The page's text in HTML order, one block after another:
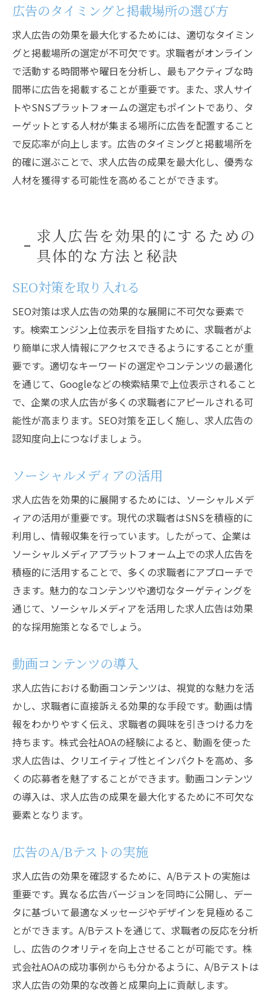
広告のタイミングと掲載場所の選び方
求人広告の効果を最大化するためには、適切なタイミン
グと掲載場所の選定が不可欠です。求職者がオンライン
で活動する時間帯や曜日を分析し、最もアクティブな時
間帯に広告を掲載することが重要です。また、求人サイ
トやSNSプラットフォームの選定もポイントであり、タ
ーゲットとする人材が集まる場所に広告を配置すること
で反応率が向上します。広告のタイミングと掲載場所を
的確に選ぶことで、求人広告の成果を最大化し、優秀な
人材を獲得する可能性を高めることができます。
求人広告を効果的にするための
具体的な方法と秘訣
SEO対策を取り入れる
SEO対策は求人広告の効果的な展開に不可欠な要素で
す。検索エンジン上位表示を目指すために、求職者がよ
り簡単に求人情報にアクセスできるようにすることが重
要です。適切なキーワードの選定やコンテンツの最適化
を通じて、Googleなどの検索結果で上位表示されること
で、企業の求人広告が多くの求職者にアピールされる可
能性が高まります。SEO対策を正しく施し、求人広告の
認知度向上につなげましょう。
ソーシャルメディアの活用
求人広告を効果的に展開するためには、ソーシャルメデ
ィアの活用が重要です。現代の求職者はSNSを積極的に
利用し、情報収集を行っています。したがって、企業は
ソーシャルメディアプラットフォーム上での求人広告を
積極的に活用することで、多くの求職者にアプローチで
きます。魅力的なコンテンツや適切なターゲティングを
通じて、ソーシャルメディアを活用した求人広告は効果
的な採用施策となるでしょう。
動画コンテンツの導入
求人広告における動画コンテンツは、視覚的な魅力を活
かし、求職者に直接訴える効果的な手段です。動画は情
報をわかりやすく伝え、求職者の興味を引きつける力を
持ちます。株式会社AOAの経験によると、動画を使った
求人広告は、クリエイティブ性とインパクトを高め、多
くの応募者を魅了することができます。動画コンテンツ
の導入は、求人広告の成果を最大化するために不可欠な
要素となります。
広告のA/Bテストの実施
求人広告の効果を確認するために、A/Bテストの実施は
重要です。異なる広告バージョンを同時に公開し、デー
タに基づいて最適なメッセージやデザインを見極めるこ
とができます。A/Bテストを通じて、求職者の反応を分析
し、広告のクオリティを向上させることが可能です。株
式会社AOAの成功事例からも分かるように、A/Bテストは
求人広告の効果的な改善と成果向上に貢献します。